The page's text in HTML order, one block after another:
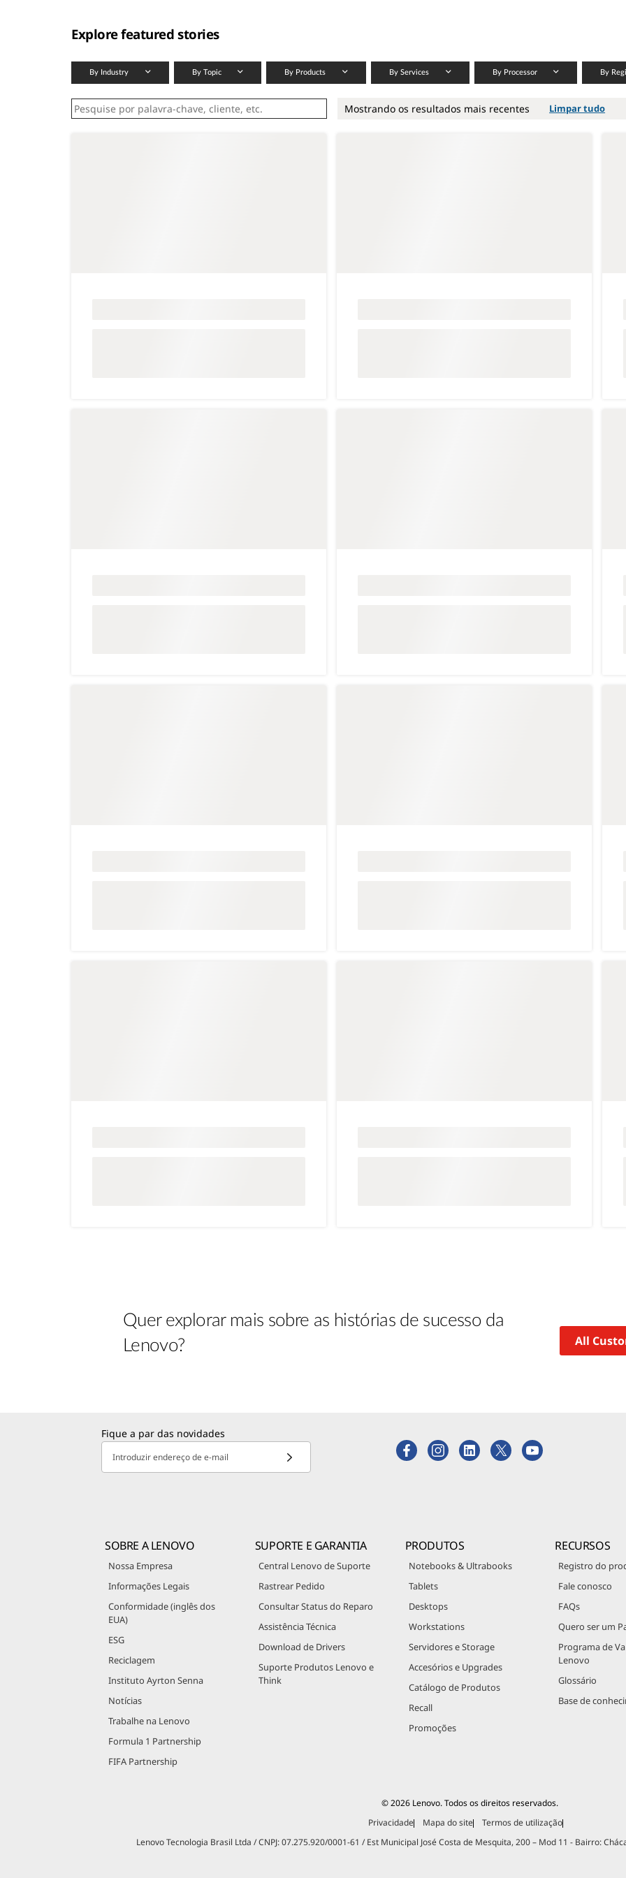
Explore featured stories
By Industry By Topic By Products By Services By Processor By
Mostrando os resultados mais recentes Limpar tudo
Quer explorar mais sobre as histórias de sucesso da
Lenovo?
All
Fique a par das novidades
Introduzir endereço de e-mail
SOBRE A LENOVO
Nossa Empresa
Informações Legais
Conformidade (inglês dos
EUA)
ESG
Reciclagem
Instituto Ayrton Senna
Notícias
Trabalhe na Lenovo
Formula 1 Partnership
FIFA Partnership
SUPORTE E GARANTIA
Central Lenovo de Suporte
Rastrear Pedido
Consultar Status do Reparo
Assistência Técnica
Download de Drivers
Suporte Produtos Lenovo e
Think
PRODUTOS
Notebooks & Ultrabooks
Tablets
Desktops
Workstations
Servidores e Storage
Accesórios e Upgrades
Catálogo de Produtos
Recall
Promoções
RECURSOS
Registro do
Fale conosco
FAQs
Quero ser um
Programa de
Lenovo
Glossário
Base de
© 2026 Lenovo. Todos os direitos reservados.
Privacidade
Mapa do site
Termos de utilização
Lenovo Tecnologia Brasil Ltda / CNPJ: 07.275.920/0001-61 / Est Municipal José Costa de Mesquita, 200 – Mod 11 - Bairro: